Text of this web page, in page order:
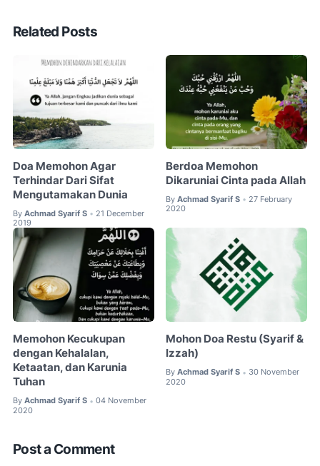
Related Posts
Doa Memohon Agar
Terhindar Dari Sifat
Mengutamakan Dunia
By Achmad Syarif S • 21 December
2019
Berdoa Memohon
Dikaruniai Cinta pada Allah
By Achmad Syarif S • 27 February
2020
Memohon Kecukupan
dengan Kehalalan,
Ketaatan, dan Karunia
Tuhan
By Achmad Syarif S • 04 November
2020
Mohon Doa Restu (Syarif &
Izzah)
By Achmad Syarif S • 30 November
2020
Post a Comment